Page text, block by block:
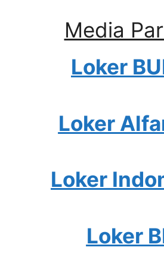
Media
Loker
Loker
Loker
Loker